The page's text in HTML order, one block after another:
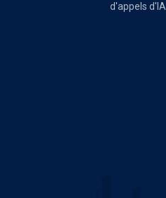
d'appels d'IA